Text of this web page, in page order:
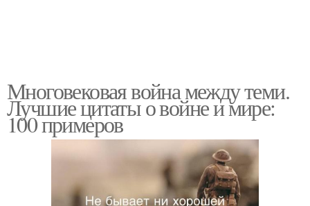
Многовековая война между теми.
Лучшие цитаты о войне и мире:
100 примеров